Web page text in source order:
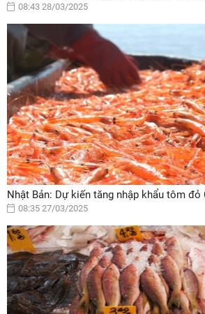
08:43 28/03/2025
Nhật Bản: Dự kiến tăng nhập khẩu tôm đỏ
08:35 27/03/2025